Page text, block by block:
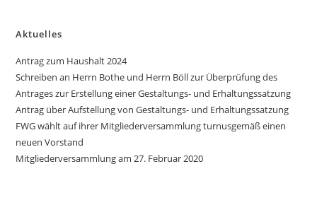
Aktuelles
Antrag zum Haushalt 2024
Schreiben an Herrn Bothe und Herrn Böll zur Überprüfung des
Antrages zur Erstellung einer Gestaltungs- und Erhaltungssatzung
Antrag über Aufstellung von Gestaltungs- und Erhaltungssatzung
FWG wählt auf ihrer Mitgliederversammlung turnusgemäß einen
neuen Vorstand
Mitgliederversammlung am 27. Februar 2020